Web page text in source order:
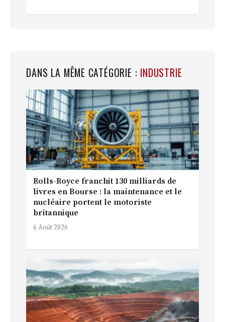
DANS LA MÊME CATÉGORIE : INDUSTRIE
Rolls-Royce franchit 130 milliards de
livres en Bourse : la maintenance et le
nucléaire portent le motoriste
britannique
6 Août 2026